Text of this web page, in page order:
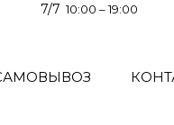
7/7 10:00 – 19:00